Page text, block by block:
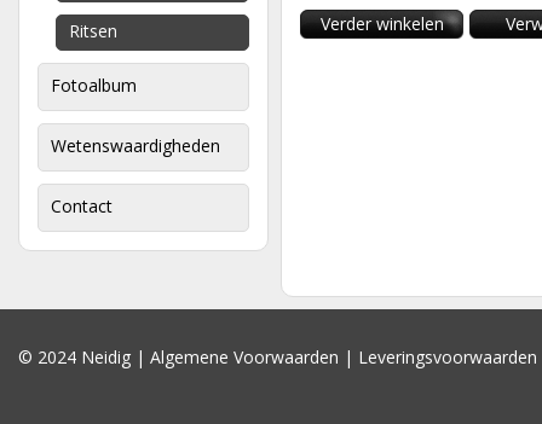
Ritsen
Fotoalbum
Wetenswaardigheden
Contact
Verder winkelen
© 2024 Neidig | Algemene Voorwaarden | Leveringsvoorwaarden